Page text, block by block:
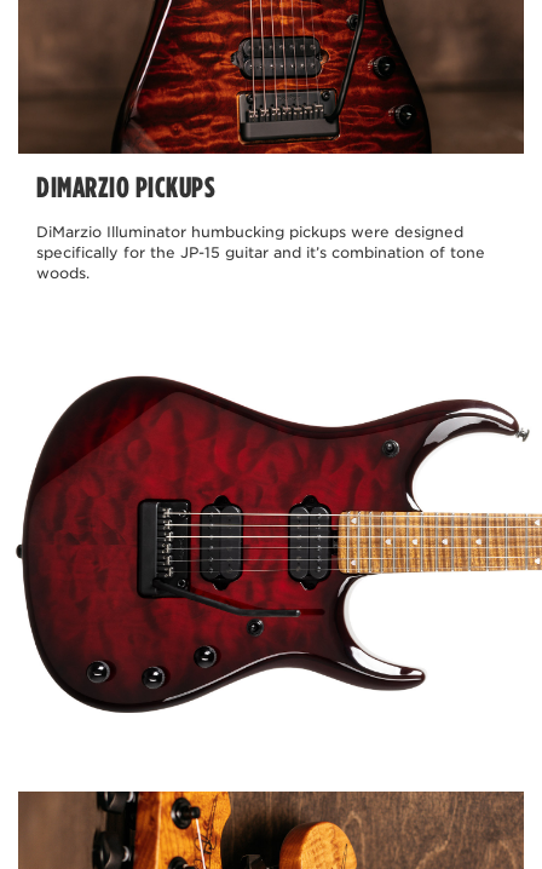
DIMARZIO PICKUPS
DiMarzio Illuminator humbucking pickups were designed
specifically for the JP-15 guitar and it’s combination of tone
woods.